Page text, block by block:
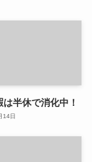
半休で消化中！
14日